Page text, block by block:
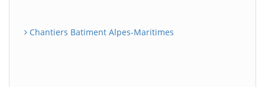
Chantiers Batiment Alpes-Maritimes